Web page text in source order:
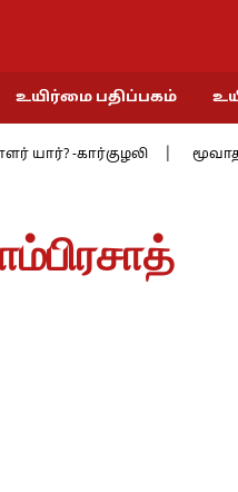
உயிர்மை பதிப்பகம்
-கார்குழலி மூவாத